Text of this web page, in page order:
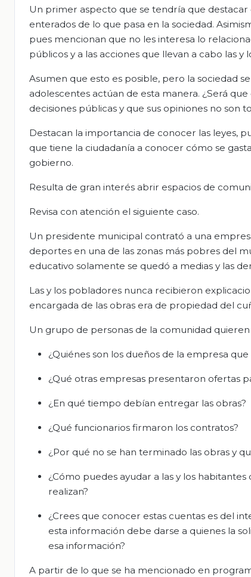
Un primer aspecto que se tendría que destacar
enterados de lo que pasa en la sociedad.
pues mencionan que no les interesa lo
públicos y a las acciones que llevan a cabo las y
Asumen que esto es posible, pero la sociedad
adolescentes actúan de esta manera. ¿Será
decisiones públicas y que sus opiniones no
Destacan la importancia de conocer las leyes,
que tiene la ciudadanía a conocer cómo se
gobierno.
Resulta de gran interés abrir espacios de
Revisa con atención el siguiente caso.
Un presidente municipal contrató a una
deportes en una de las zonas más pobres del
educativo solamente se quedó a medias y las
Las y los pobladores nunca recibieron
encargada de las obras era de propiedad del
Un grupo de personas de la comunidad quieren
¿Quiénes son los dueños de la empresa
¿Qué otras empresas presentaron ofertas
¿En qué tiempo debían entregar las obras?
¿Qué funcionarios firmaron los contratos?
¿Por qué no se han terminado las obras y
¿Cómo puedes ayudar a las y los
realizan?
¿Crees que conocer estas cuentas es del
esta información debe darse a quienes la
esa información?
A partir de lo que se ha mencionado en